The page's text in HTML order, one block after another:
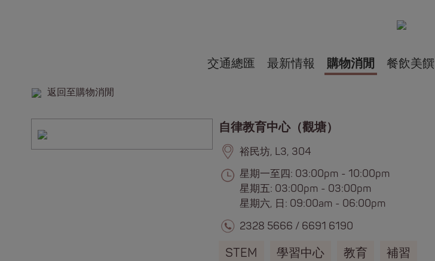
交通總匯 最新情報 購物消閒 餐飲美饌
返回至購物消閒
自律教育中心（觀塘）
裕民坊, L3, 304
星期一至四: 03:00pm - 10:00pm
星期五: 03:00pm - 03:00pm
星期六, 日: 09:00am - 06:00pm
2328 5666 / 6691 6190
STEM 學習中心 教育 補習